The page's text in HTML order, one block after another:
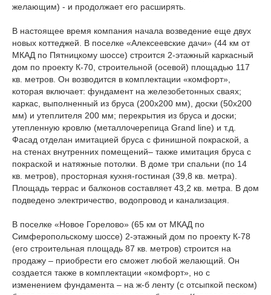
желающим) - и продолжает его расширять.
В настоящее время компания начала возведение еще двух
новых коттеджей. В поселке «Алексеевские дачи» (44 км от
МКАД по Пятницкому шоссе) строится 2-этажный каркасный
дом по проекту К-70, строительной (осевой) площадью 117
кв. метров. Он возводится в комплектации «комфорт»,
которая включает: фундамент на железобетонных сваях;
каркас, выполненный из бруса (200х200 мм), доски (50х200
мм) и утеплителя 200 мм; перекрытия из бруса и доски;
утепленную кровлю (металлочерепица Grand line) и т.д.
Фасад отделан имитацией бруса с финишной покраской, а
на стенах внутренних помещений– также имитация бруса с
покраской и натяжные потолки. В доме три спальни (по 14
кв. метров), просторная кухня-гостиная (39,8 кв. метра).
Площадь террас и балконов составляет 43,2 кв. метра. В дом
подведено электричество, водопровод и канализация.
В поселке «Новое Горелово» (65 км от МКАД по
Симферопольскому шоссе) 2-этажный дом по проекту К-78
(его строительная площадь 87 кв. метров) строится на
продажу – приобрести его сможет любой желающий. Он
создается также в комплектации «комфорт», но с
изменением фундамента – на ж-б ленту (с отсыпкой песком)